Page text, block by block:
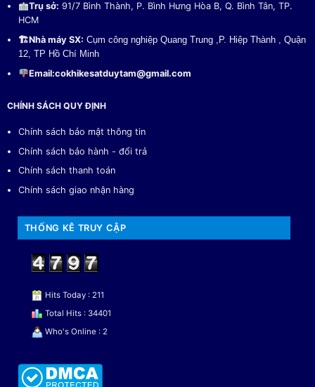
Trụ sở: 91/7 Bình Thành, P. Bình Hưng Hòa B, Q. Bình Tân, TP.
HCM
🏗Nhà máy SX: Cụm công nghiệp Quang Trung ,P. Hiệp Thành , Quận
12, TP Hồ Chí Minh
Email:cokhikesatduytam@gmail.com
CHÍNH SÁCH QUY ĐỊNH
Chính sách bảo mật thông tin
Chính sách bảo hành - đổi trả
Chính sách thanh toán
Chính sách giao nhận hàng
THỐNG KÊ TRUY CẬP
Hits Today : 211
Total Hits : 34401
Who's Online : 2